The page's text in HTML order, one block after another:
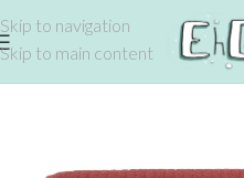
Skip to navigation
Skip to main content